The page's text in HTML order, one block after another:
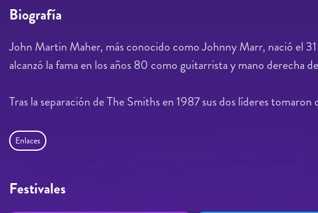
Biografía
John Martin Maher, más conocido como Johnny Marr, nació el
alcanzó la fama en los años 80 como guitarrista y mano derecha
Tras la separación de The Smiths en 1987 sus dos líderes tomaron
Enlaces
Festivales